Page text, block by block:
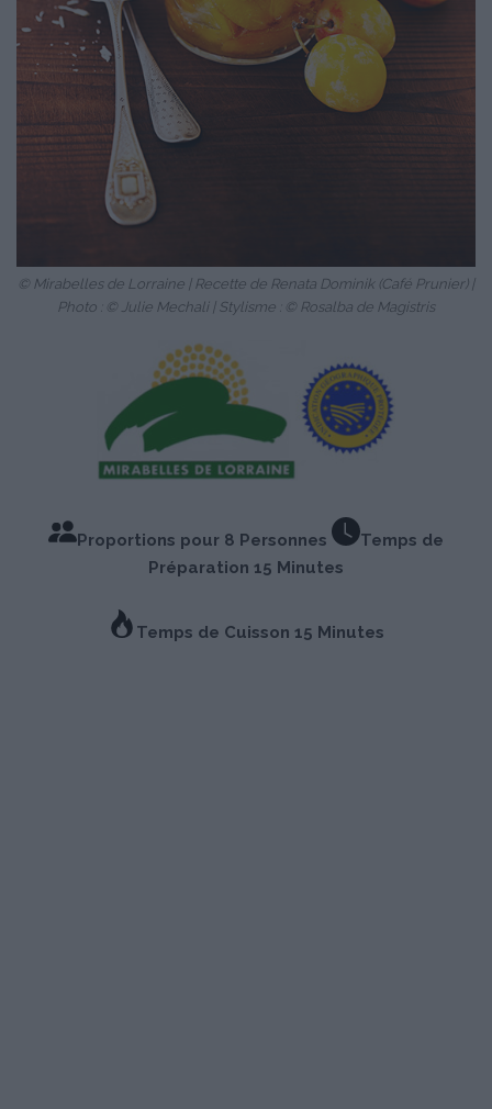
© Mirabelles de Lorraine | Recette de Renata Dominik (Café Prunier) |
Photo : © Julie Mechali | Stylisme : © Rosalba de Magistris
Proportions pour 8 Personnes
Temps de
Préparation 15 Minutes
Temps de Cuisson 15 Minutes